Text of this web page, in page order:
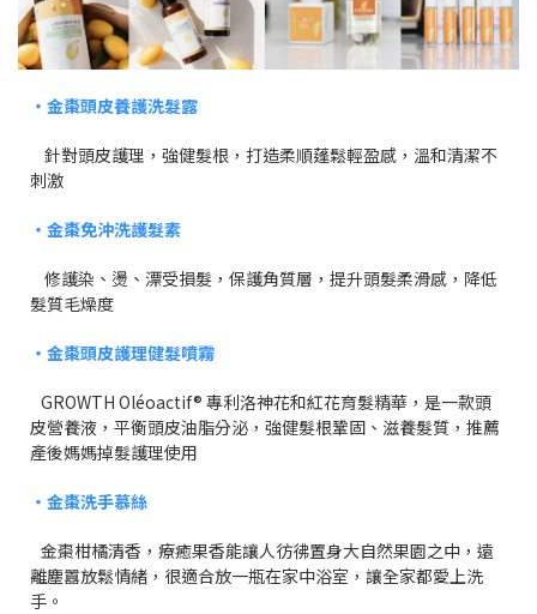
・金棗頭皮養護洗髮露
針對頭皮護理，強健髮根，打造柔順蓬鬆輕盈感，溫和清潔不
刺激
・金棗免沖洗護髮素
修護染、燙、漂受損髮，保護角質層，提升頭髮柔滑感，降低
髮質毛燥度
・金棗頭皮護理健髮噴霧
GROWTH Oléoactif® 專利洛神花和紅花育髮精華，是一款頭
皮營養液，平衡頭皮油脂分泌，強健髮根鞏固、滋養髮質，推薦
產後媽媽掉髮護理使用
・金棗洗手慕絲
金棗柑橘清香，療癒果香能讓人彷彿置身大自然果園之中，遠
離塵囂放鬆情緒，很適合放一瓶在家中浴室，讓全家都愛上洗
手。